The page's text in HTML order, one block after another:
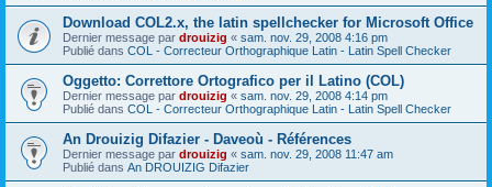
Download COL2.x, the latin spellchecker for Microsoft Office
Dernier message par drouizig « sam. nov. 29, 2008 4:16 pm
Publié dans COL - Correcteur Orthographique Latin - Latin Spell Checker
Oggetto: Correttore Ortografico per il Latino (COL)
Dernier message par drouizig « sam. nov. 29, 2008 4:14 pm
Publié dans COL - Correcteur Orthographique Latin - Latin Spell Checker
An Drouizig Difazier - Daveoù - Références
Dernier message par drouizig « sam. nov. 29, 2008 11:47 am
Publié dans An DROUIZIG Difazier